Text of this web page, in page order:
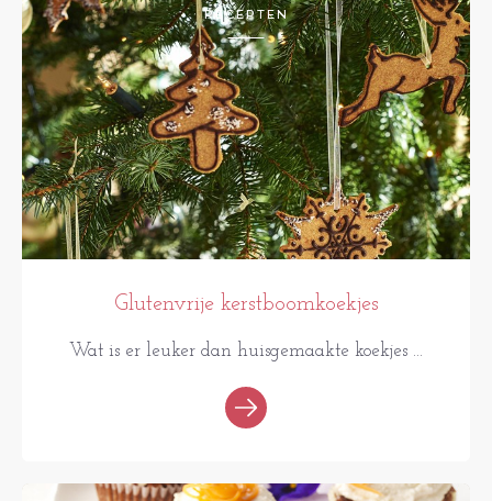
RECEPTEN
Glutenvrije kerstboomkoekjes
Wat is er leuker dan huisgemaakte koekjes ...